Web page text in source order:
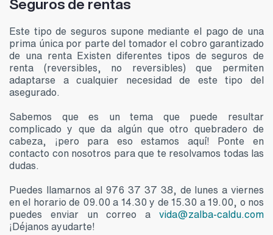
Este tipo de seguros supone mediante el pago de una
prima única por parte del tomador el cobro garantizado
de una renta Existen diferentes tipos de seguros de
renta (reversibles, no reversibles) que permiten
adaptarse a cualquier necesidad de este tipo del
asegurado.
Sabemos que es un tema que puede resultar
complicado y que da algún que otro quebradero de
cabeza, ¡pero para eso estamos aquí! Ponte en
contacto con nosotros para que te resolvamos todas las
dudas.
Puedes llamarnos al 976 37 37 38, de lunes a viernes
en el horario de 09.00 a 14.30 y de 15.30 a 19.00, o nos
puedes enviar un correo a vida@zalba-caldu.com
¡Déjanos ayudarte!